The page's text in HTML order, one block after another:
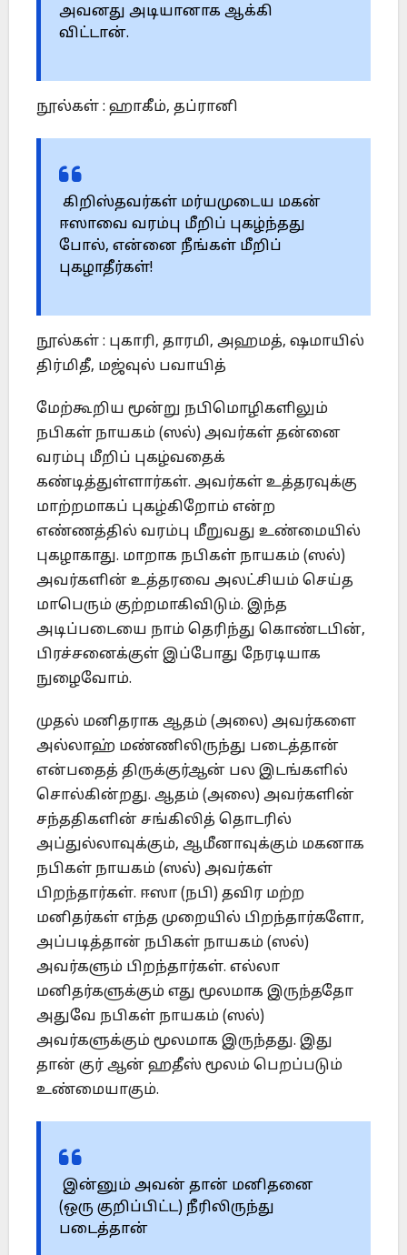
அவனது அடியானாக ஆக்கி
விட்டான்.
நூல்கள் : ஹாகீம், தப்ரானி
கிறிஸ்தவர்கள் மர்யமுடைய மகன்
ஈஸாவை வரம்பு மீறிப் புகழ்ந்தது
போல், என்னை நீங்கள் மீறிப்
புகழாதீர்கள்!
நூல்கள் : புகாரி, தாரமி, அஹமத், ஷமாயில்
திர்மிதீ, மஜ்வுல் பவாயித்
மேற்கூறிய மூன்று நபிமொழிகளிலும்
நபிகள் நாயகம் (ஸல்) அவர்கள் தன்னை
வரம்பு மீறிப் புகழ்வதைக்
கண்டித்துள்ளார்கள். அவர்கள் உத்தரவுக்கு
மாற்றமாகப் புகழ்கிறோம் என்ற
எண்ணத்தில் வரம்பு மீறுவது உண்மையில்
புகழாகாது. மாறாக நபிகள் நாயகம் (ஸல்)
அவர்களின் உத்தரவை அலட்சியம் செய்த
மாபெரும் குற்றமாகிவிடும். இந்த
அடிப்படையை நாம் தெரிந்து கொண்டபின்,
பிரச்சனைக்குள் இப்போது நேரடியாக
நுழைவோம்.
முதல் மனிதராக ஆதம் (அலை) அவர்களை
அல்லாஹ் மண்ணிலிருந்து படைத்தான்
என்பதைத் திருக்குர்ஆன் பல இடங்களில்
சொல்கின்றது. ஆதம் (அலை) அவர்களின்
சந்ததிகளின் சங்கிலித் தொடரில்
அப்துல்லாவுக்கும், ஆமீனாவுக்கும் மகனாக
நபிகள் நாயகம் (ஸல்) அவர்கள்
பிறந்தார்கள். ஈஸா (நபி) தவிர மற்ற
மனிதர்கள் எந்த முறையில் பிறந்தார்களோ,
அப்படித்தான் நபிகள் நாயகம் (ஸல்)
அவர்களும் பிறந்தார்கள். எல்லா
மனிதர்களுக்கும் எது மூலமாக இருந்ததோ
அதுவே நபிகள் நாயகம் (ஸல்)
அவர்களுக்கும் மூலமாக இருந்தது. இது
தான் குர் ஆன் ஹதீஸ் மூலம் பெறப்படும்
உண்மையாகும்.
இன்னும் அவன் தான் மனிதனை
(ஒரு குறிப்பிட்ட) நீரிலிருந்து
படைத்தான்